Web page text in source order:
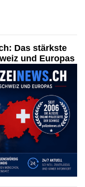
Das stärkste
und Europas